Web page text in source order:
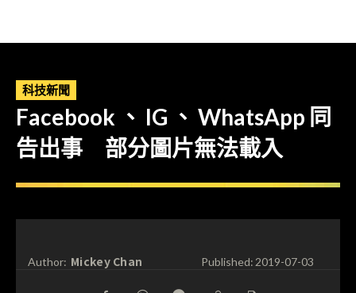
科技新聞
Facebook 、 IG 、 WhatsApp 同
告出事 部分圖片無法載入
Author: Mickey Chan Published:2019-07-03